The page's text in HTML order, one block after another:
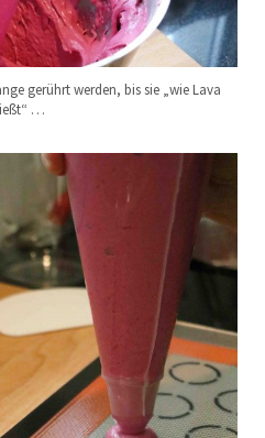
gerührt werden, bis sie „wie Lava
…